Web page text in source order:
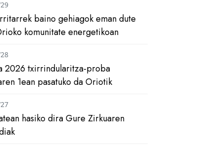
baino gehiagok eman dute
komunitate energetikoan
2026 txirrindularitza-proba
1ean pasatuko da Oriotik
hasiko dira Gure Zirkuaren